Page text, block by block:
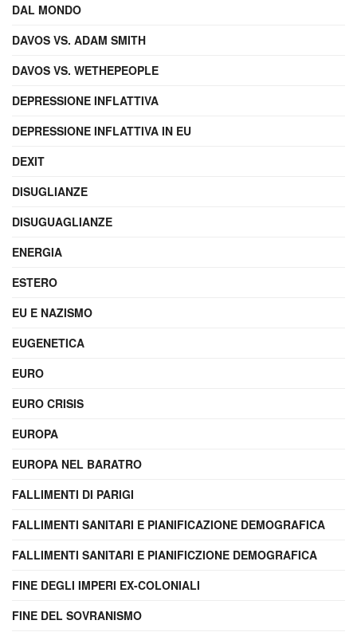
DAL MONDO
DAVOS VS. ADAM SMITH
DAVOS VS. WETHEPEOPLE
DEPRESSIONE INFLATTIVA
DEPRESSIONE INFLATTIVA IN EU
DEXIT
DISUGLIANZE
DISUGUAGLIANZE
ENERGIA
ESTERO
EU E NAZISMO
EUGENETICA
EURO
EURO CRISIS
EUROPA
EUROPA NEL BARATRO
FALLIMENTI DI PARIGI
FALLIMENTI SANITARI E PIANIFICAZIONE DEMOGRAFICA
FALLIMENTI SANITARI E PIANIFICZIONE DEMOGRAFICA
FINE DEGLI IMPERI EX-COLONIALI
FINE DEL SOVRANISMO